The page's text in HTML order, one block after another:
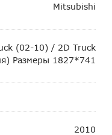
Mitsubishi
(02-10) / 2D Truck
Размеры 1827*741
2010